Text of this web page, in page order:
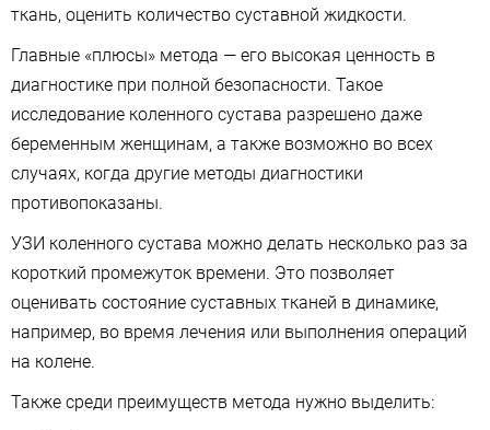
ткань, оценить количество суставной жидкости.
Главные «плюсы» метода — его высокая ценность в
диагностике при полной безопасности. Такое
исследование коленного сустава разрешено даже
беременным женщинам, а также возможно во всех
случаях, когда другие методы диагностики
противопоказаны.
УЗИ коленного сустава можно делать несколько раз за
короткий промежуток времени. Это позволяет
оценивать состояние суставных тканей в динамике,
например, во время лечения или выполнения операций
на колене.
Также среди преимуществ метода нужно выделить: